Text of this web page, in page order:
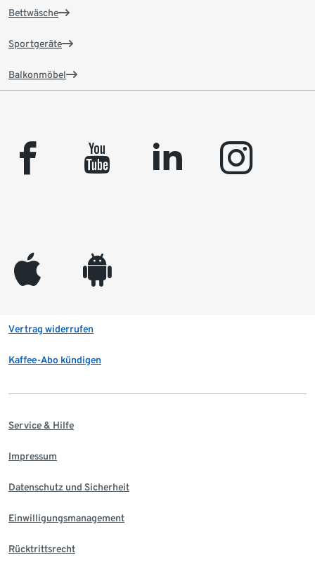
Bettwäsche
Sportgeräte
Balkonmöbel
facebook youtube linkedin instagram
appleinc android
Vertrag widerrufen
Kaffee-Abo kündigen
Service & Hilfe
Impressum
Datenschutz und Sicherheit
Einwilligungsmanagement
Rücktrittsrecht